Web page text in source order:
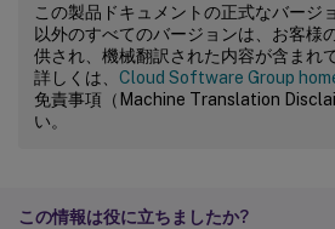
この製品ドキュメントの正式なバージ
以外のすべてのバージョンは、お客様
供され、機械翻訳された内容が含まれ
詳しくは、 Cloud Software Group
免責事項（Machine Translation
い。
この情報は役に立ちましたか?